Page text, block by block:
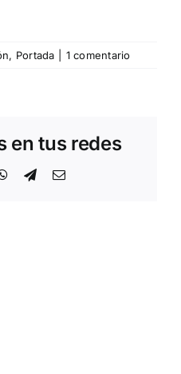
, Portada 1 comentario
en tus redes
WhatsApp
TelegramCorreo